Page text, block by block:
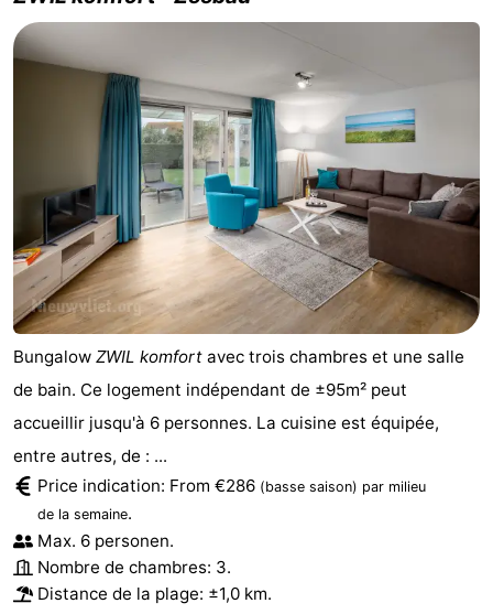
Bungalow ZWIL komfort avec trois chambres et une salle
de bain. Ce logement indépendant de ±95m² peut
accueillir jusqu'à 6 personnes. La cuisine est équipée,
entre autres, de : ...
Price indication: From €286 (basse saison) par milieu
de la semaine.
Max. 6 personen.
Nombre de chambres: 3.
Distance de la plage: ±1,0 km.